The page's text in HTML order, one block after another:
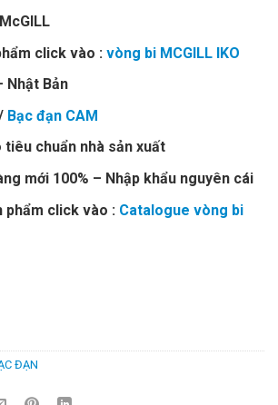
click vào : vòng bi MCGILL IKO
Nhật Bản
Bạc đạn CAM
tiêu chuẩn nhà sản xuất
mới 100% – Nhập khẩu nguyên cái
phẩm click vào : Catalogue vòng bi
ĐẠN